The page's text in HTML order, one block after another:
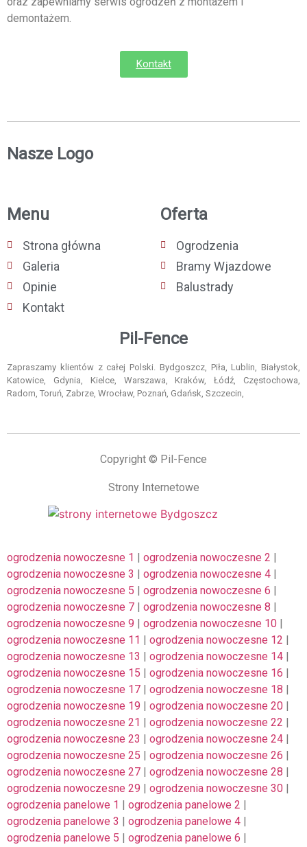
demontażem.
Kontakt
Nasze Logo
Menu
Strona główna
Galeria
Opinie
Kontakt
Oferta
Ogrodzenia
Bramy Wjazdowe
Balustrady
Pil-Fence
Zapraszamy klientów z całej Polski. Bydgoszcz, Piła, Lublin, Białystok,
Katowice, Gdynia, Kielce, Warszawa, Kraków, Łódź, Częstochowa,
Radom, Toruń, Zabrze, Wrocław, Poznań, Gdańsk, Szczecin,
Copyright © Pil-Fence
Strony Internetowe
ogrodzenia nowoczesne 1 | ogrodzenia nowoczesne 2 |
ogrodzenia nowoczesne 3 | ogrodzenia nowoczesne 4 |
ogrodzenia nowoczesne 5 | ogrodzenia nowoczesne 6 |
ogrodzenia nowoczesne 7 | ogrodzenia nowoczesne 8 |
ogrodzenia nowoczesne 9 | ogrodzenia nowoczesne 10 |
ogrodzenia nowoczesne 11 | ogrodzenia nowoczesne 12 |
ogrodzenia nowoczesne 13 | ogrodzenia nowoczesne 14 |
ogrodzenia nowoczesne 15 | ogrodzenia nowoczesne 16 |
ogrodzenia nowoczesne 17 | ogrodzenia nowoczesne 18 |
ogrodzenia nowoczesne 19 | ogrodzenia nowoczesne 20 |
ogrodzenia nowoczesne 21 | ogrodzenia nowoczesne 22 |
ogrodzenia nowoczesne 23 | ogrodzenia nowoczesne 24 |
ogrodzenia nowoczesne 25 | ogrodzenia nowoczesne 26 |
ogrodzenia nowoczesne 27 | ogrodzenia nowoczesne 28 |
ogrodzenia nowoczesne 29 | ogrodzenia nowoczesne 30 |
ogrodzenia panelowe 1 | ogrodzenia panelowe 2 |
ogrodzenia panelowe 3 | ogrodzenia panelowe 4 |
ogrodzenia panelowe 5 | ogrodzenia panelowe 6 |